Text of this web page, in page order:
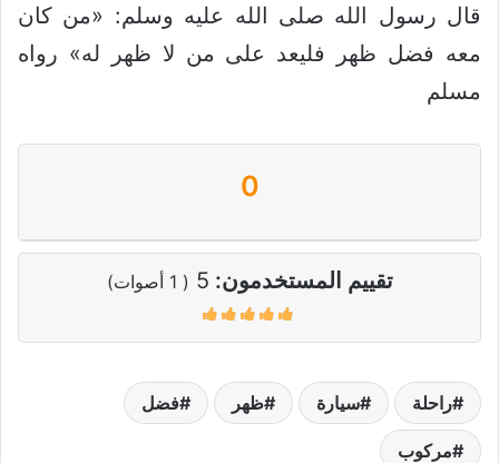
قال رسول الله صلى الله عليه وسلم: «من كان
معه فضل ظهر فليعد على من لا ظهر له» رواه
مسلم
0
تقييم المستخدمون: 5
(
1 أصوات)
راحلة سيارة ظهر فضل
مركوب